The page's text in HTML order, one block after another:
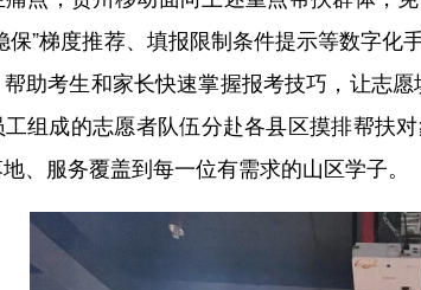
保”梯度推荐、填报限制条件提示等数字
助考生和家长快速掌握报考技巧，让志愿
组成的志愿者队伍分赴各县区摸排帮扶
、服务覆盖到每一位有需求的山区学子。